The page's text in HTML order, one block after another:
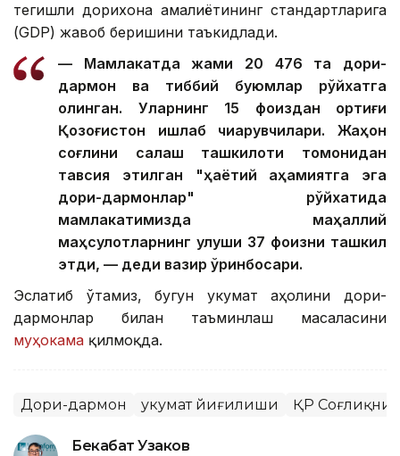
тегишли дорихона амалиётининг стандартларига
(GDP) жавоб беришини таъкидлади.
— Мамлакатда жами 20 476 та дори-
дармон ва тиббий буюмлар рўйхатга
олинган. Уларнинг 15 фоиздан ортиғи
Қозоғистон ишлаб чиқарувчилари. Жаҳон
соғлиқни сақлаш ташкилоти томонидан
тавсия этилган "ҳаётий аҳамиятга эга
дори-дармонлар" рўйхатида
мамлакатимизда маҳаллий
маҳсулотларнинг улуши 37 фоизни ташкил
этди, — деди вазир ўринбосари.
Эслатиб ўтамиз, бугун Ҳукумат аҳолини дори-
дармонлар билан таъминлаш масаласини
муҳокама қилмоқда.
Дори-дармон Ҳукумат йиғилиши ҚР Соғлиқни
Бекабат Узаков